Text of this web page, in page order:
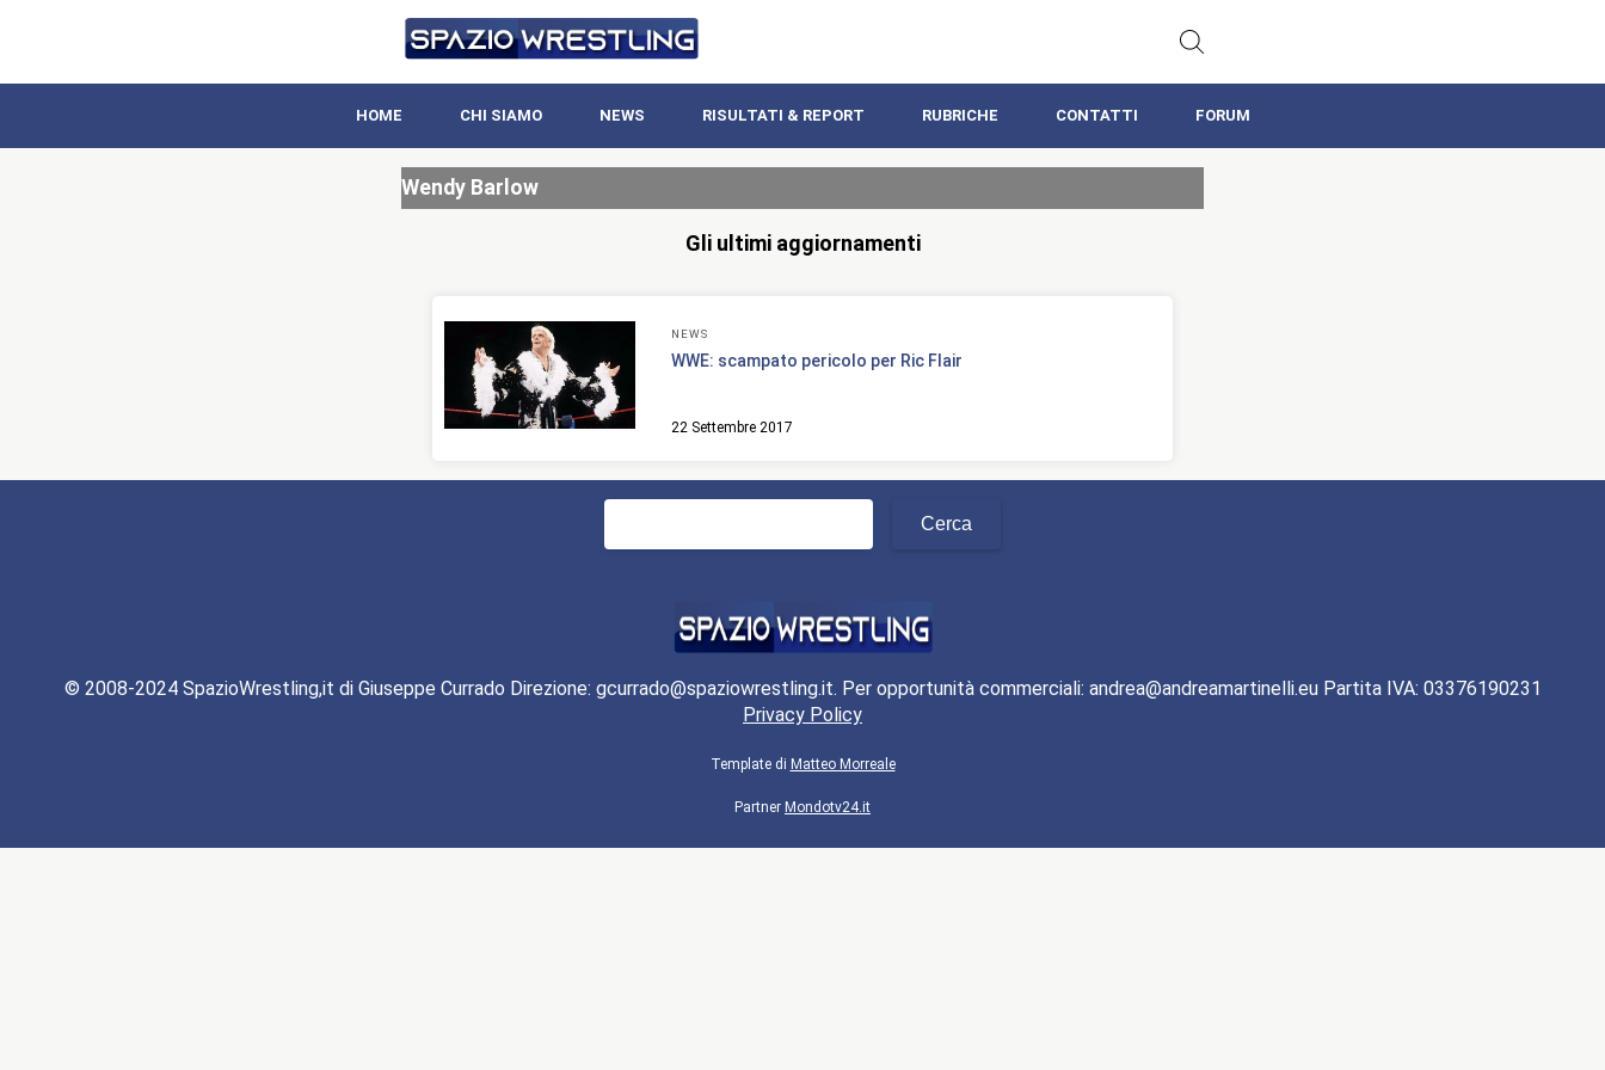
HOME CHI SIAMO NEWS RISULTATI & REPORT RUBRICHE CONTATTI FORUM
Wendy Barlow
Gli ultimi aggiornamenti
NEWS
WWE: scampato pericolo per Ric Flair
22 Settembre 2017
© 2008-2024 SpazioWrestling,it di Giuseppe Currado Direzione: gcurrado@spaziowrestling.it. Per opportunità commerciali: andrea@andreamartinelli.eu Partita IVA: 03376190231
Privacy Policy
Template di Matteo Morreale
Partner Mondotv24.it